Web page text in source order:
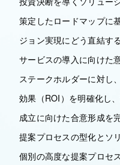
策定したロードマップに
ジョン実現にどう直結す
サービスの導入に向けた
ステークホルダーに対し
効果（ROI）を明確化し
成立に向けた合意形成を
提案プロセスの型化とソ
個別の高度な提案プロセ